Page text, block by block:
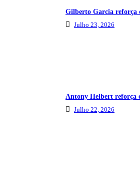
Gilberto Garcia reforça
Julho 23, 2026
Antony Helbert reforça
Julho 22, 2026